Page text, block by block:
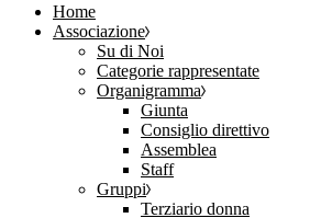
Home
Associazione
Su di Noi
Categorie rappresentate
Organigramma
Giunta
Consiglio direttivo
Assemblea
Staff
Gruppi
Terziario donna